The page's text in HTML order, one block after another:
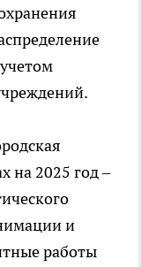
на 2025 год –
и
работы